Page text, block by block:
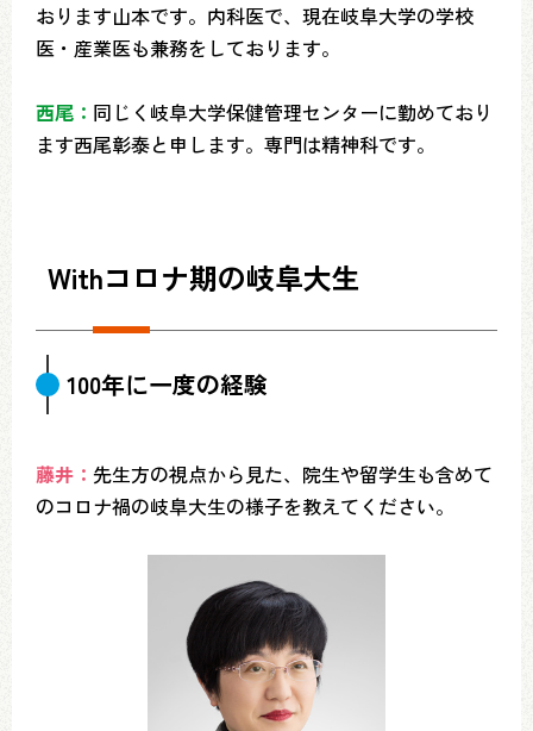
おります山本です。内科医で、現在岐阜大学の学校
医・産業医も兼務をしております。
西尾： 同じく岐阜大学保健管理センターに勤めており
ます西尾彰泰と申します。専門は精神科です。
Withコロナ期の岐阜大生
100年に一度の経験
藤井： 先生方の視点から見た、院生や留学生も含めて
のコロナ禍の岐阜大生の様子を教えてください。